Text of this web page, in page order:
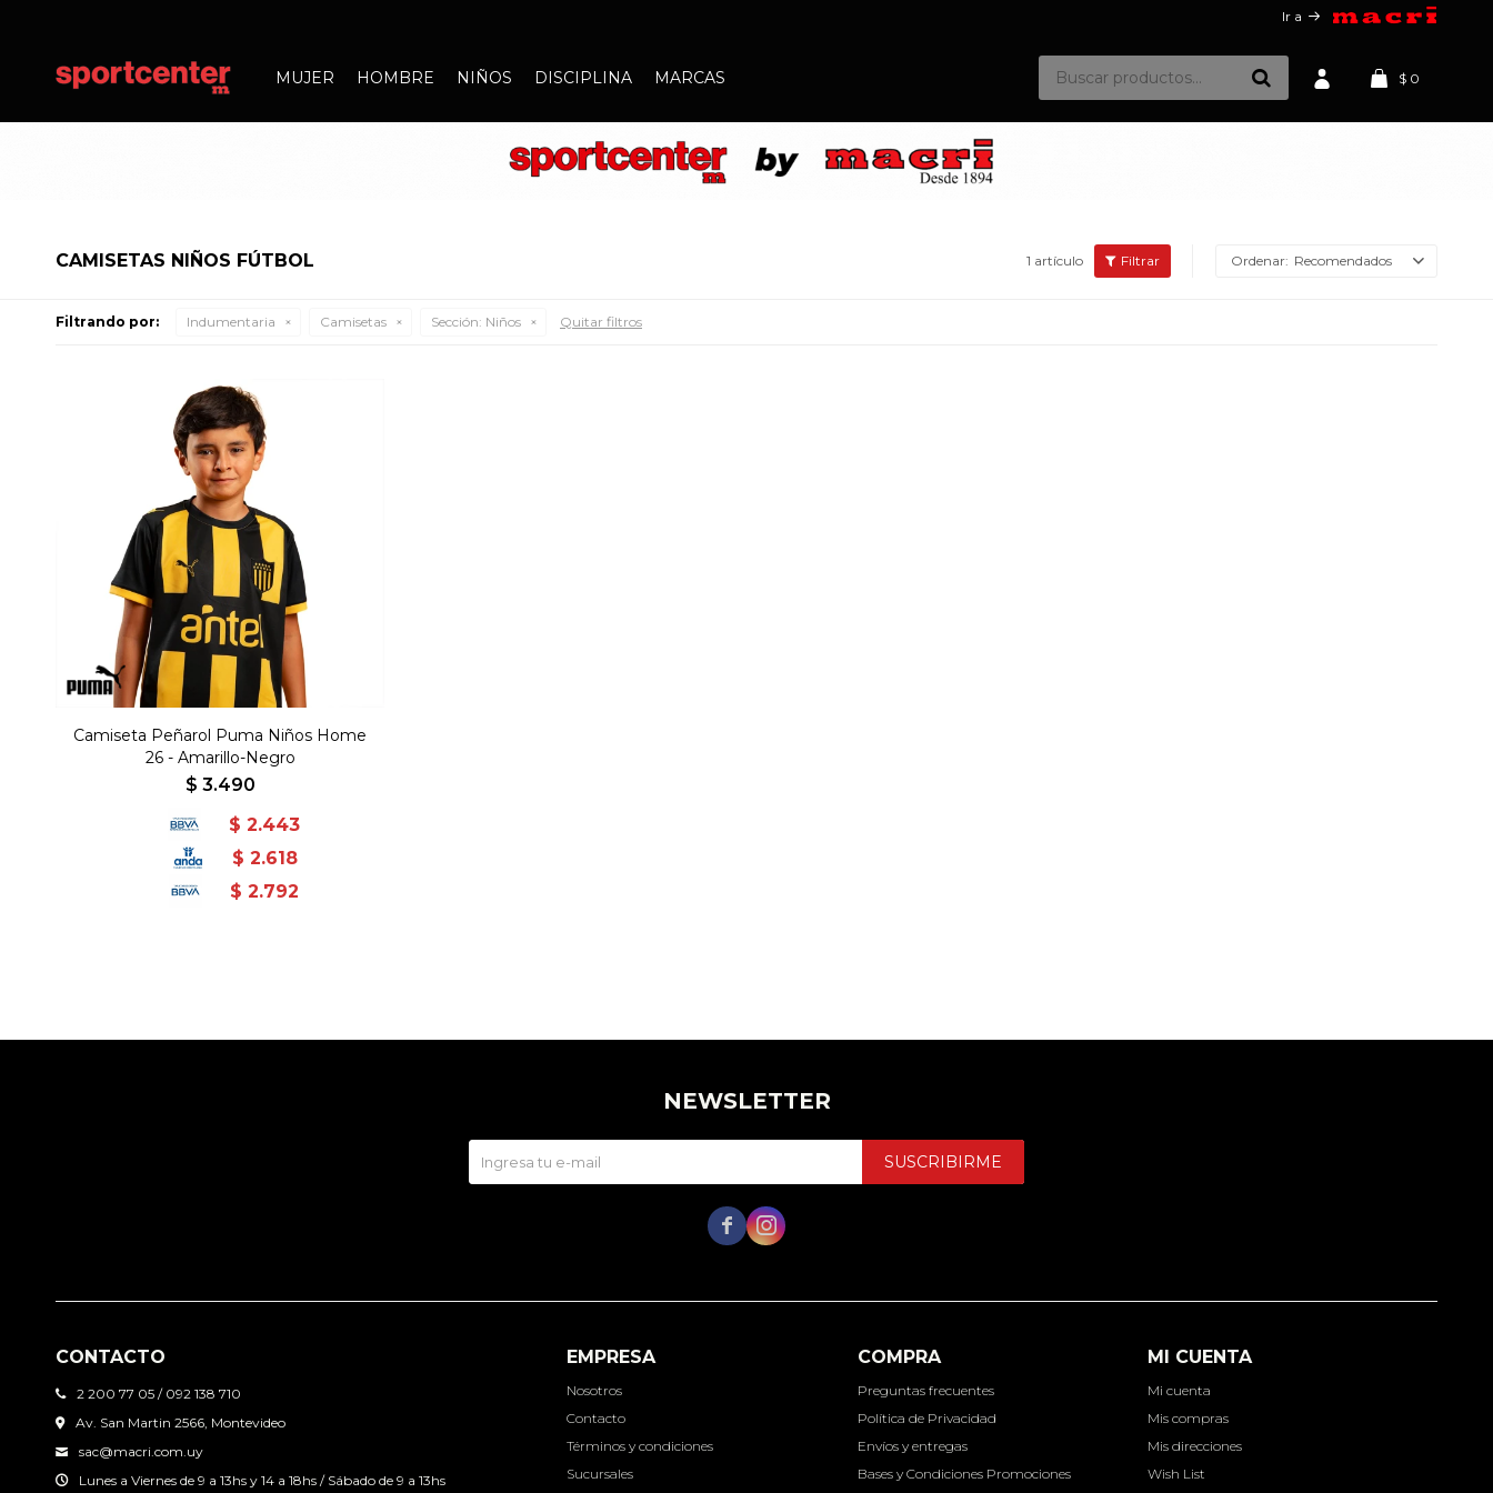
MUJER HOMBRE NIÑOS DISCIPLINA MARCAS $ 0
Ir a
CAMISETAS NIÑOS FÚTBOL 1 artículo Recomendados
Filtrando por: Indumentaria Camisetas Sección: Niños Quitar filtros
Camiseta Peñarol Puma Niños Home
26 - Amarillo-Negro
$ 3.490
$ 2.443
$ 2.618
$ 2.792
CONTACTO
2 200 77 05 / 092 138 710
Av. San Martin 2566, Montevideo
sac@macri.com.uy
Lunes a Viernes de 9 a 13hs y 14 a 18hs / Sábado de 9 a 13hs
EMPRESA
Nosotros
Contacto
Términos y condiciones
Sucursales
COMPRA
Preguntas frecuentes
Política de Privacidad
Envíos y entregas
Bases y Condiciones Promociones
MI CUENTA
Mi cuenta
Mis compras
Mis direcciones
Wish List
NEWSLETTER
SUSCRIBIRME
 